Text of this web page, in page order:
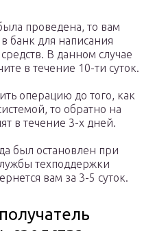
проведена, то вам
банк для написания
В данном случае
в течение 10-ти суток.
операцию до того, как
то обратно на
в течение 3-х дней.
был остановлен при
техподдержки
вам за 3-5 суток.